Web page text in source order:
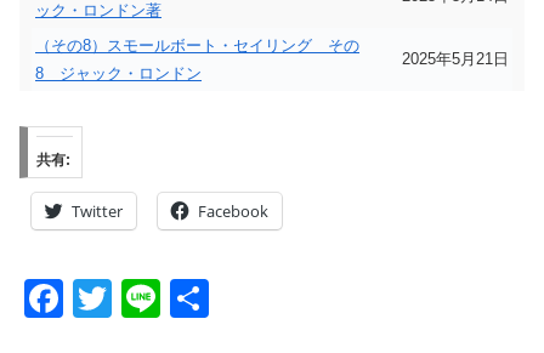
ック・ロンドン著
（その8）スモールボート・セイリング その
8 ジャック・ロンドン
2025年5月21日
共有:
Twitter Facebook
F
T
Li